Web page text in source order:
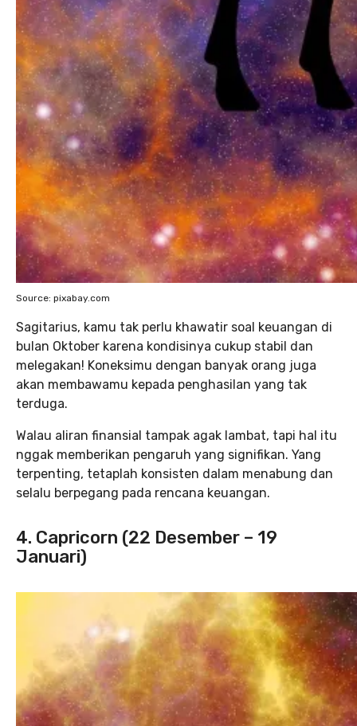
Source: pixabay.com
Sagitarius, kamu tak perlu khawatir soal keuangan di
bulan Oktober karena kondisinya cukup stabil dan
melegakan! Koneksimu dengan banyak orang juga
akan membawamu kepada penghasilan yang tak
terduga.
Walau aliran finansial tampak agak lambat, tapi hal itu
nggak memberikan pengaruh yang signifikan. Yang
terpenting, tetaplah konsisten dalam menabung dan
selalu berpegang pada rencana keuangan.
4. Capricorn (22 Desember – 19
Januari)